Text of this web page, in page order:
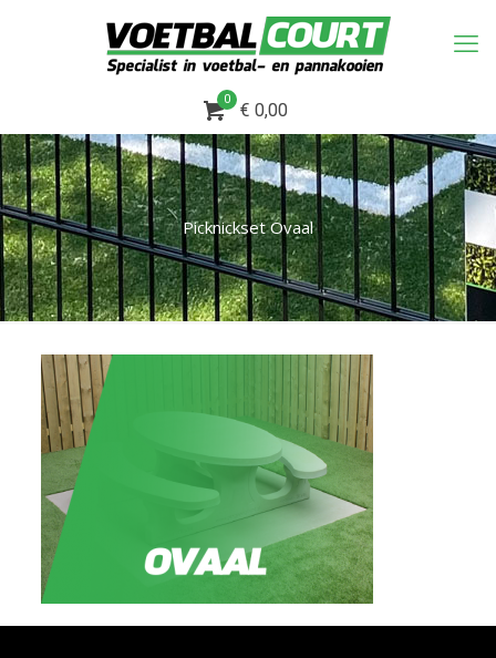
0
€ 0,00
Picknickset Ovaal